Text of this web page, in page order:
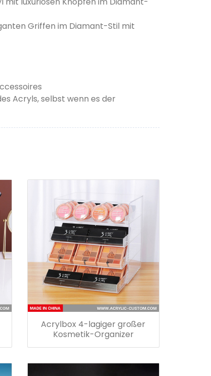
Griffen im Diamant-Stil mit
Acryls, selbst wenn es der
Acrylbox 4-lagiger großer
Kosmetik-Organizer